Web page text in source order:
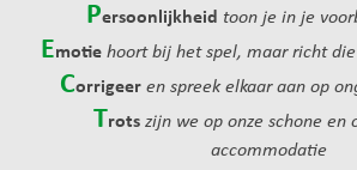
Persoonlijkheid toon je in je
Emotie hoort bij het spel, maar richt
Corrigeer en spreek elkaar aan op
Trots zijn we op onze schone en
accommodatie